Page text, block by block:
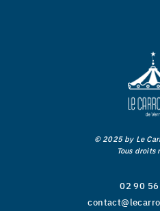
© 2025 by Le
Tous droits
02 90